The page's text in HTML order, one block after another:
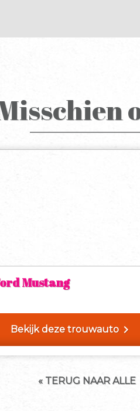
Mustang
Bekijk deze trouwautochevron_right
« TERUG NAAR ALLE